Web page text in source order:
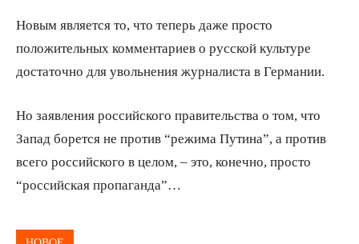
Новым является то, что теперь даже просто
положительных комментариев о русской культуре
достаточно для увольнения журналиста в Германии.
Но заявления российского правительства о том, что
Запад борется не против “режима Путина”, а против
всего российского в целом, – это, конечно, просто
“российская пропаганда”…